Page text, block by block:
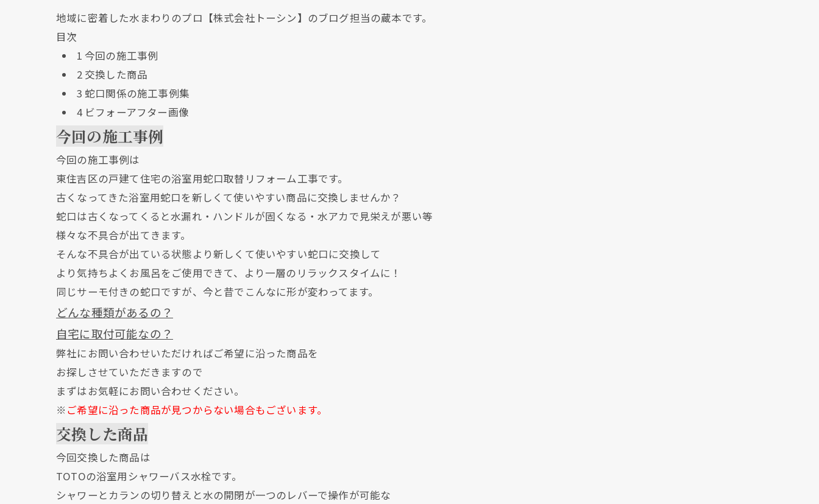
地域に密着した水まわりのプロ【株式会社トーシン】のブログ担当の蔵本です。
目次
1 今回の施工事例
2交換した商品
3 蛇口関係の施工事例集
4ビフォーアフター画像
今回の施工事例
今回の施工事例は
東住吉区の戸建て住宅の浴室用蛇口取替リフォーム工事です。
古くなってきた浴室用蛇口を新しくて使いやすい商品に交換しませんか？
蛇口は古くなってくると水漏れ・ハンドルが固くなる・水アカで見栄えが悪い等
様々な不具合が出てきます。
そんな不具合が出ている状態より新しくて使いやすい蛇口に交換して
より気持ちよくお風呂をご使用できて、より一層のリラックスタイムに！
同じサーモ付きの蛇口ですが、今と昔でこんなに形が変わってます。
どんな種類があるの？
自宅に取付可能なの？
弊社にお問い合わせいただければご希望に沿った商品を
お探しさせていただきますので
まずはお気軽にお問い合わせください。
※ ご希望に沿った商品が見つからない場合もございます。
交換した商品
今回交換した商品は
TOTOの浴室用シャワーバス水栓です。
シャワーとカランの切り替えと水の開閉が一つのレバーで操作が可能な現在、新聞に入っている折込チラシです。
現在、新聞に入っている折込チラシです。